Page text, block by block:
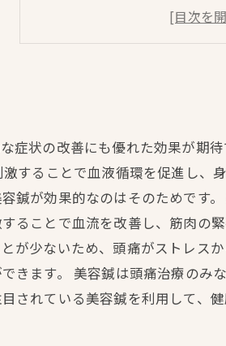
頭痛の原因や症状に合わ
美容鍼で頭痛の改善を目
症状の改善にも優れた効果が期
することで血液循環を促進し
鍼が効果的なのはそのためです
ることで血流を改善し、筋肉の
が少ないため、頭痛がストレス
きます。 美容鍼は頭痛治療のみ
されている美容鍼を利用して、健